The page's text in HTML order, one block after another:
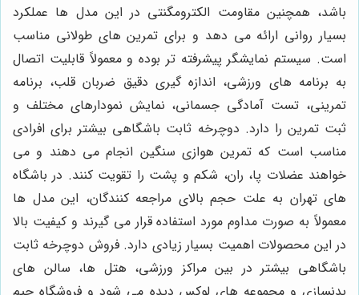
باشد، همچنین مقاومت الکترومگنتی در این مدل ها عملکرد
بسیار روانی ارائه می دهد و برای تمرین های طولانی مناسب
است. سیستم نمایشگر پیشرفته تر بوده و معمولاً قابلیت اتصال
به برنامه های ورزشی، اندازه گیری دقیق ضربان قلب، برنامه
تمرینی، تست آمادگی جسمانی، نمایش نمودارهای مختلف و
ثبت تمرین را دارد. دوچرخه ثابت باشگاهی بیشتر برای افرادی
مناسب است که تمرین هوازی سنگین انجام می دهند و می
خواهند عضلات پا، ران، شکم و پشت را تقویت کنند. در باشگاه
های تهران به علت حجم بالای مراجعه کنندگان، این مدل ها
معمولاً به صورت مداوم مورد استفاده قرار می گیرند و کیفیت بالا
در این محصولات اهمیت بسیار زیادی دارد. فروش دوچرخه ثابت
باشگاهی بیشتر در بین مراکز ورزشی، هتل ها، سالن های